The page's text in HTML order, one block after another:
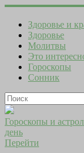
Здоровье и
Здоровье
Молитвы
Это
Гороскопы
Сонник
Гороскопы и
день
Перейти